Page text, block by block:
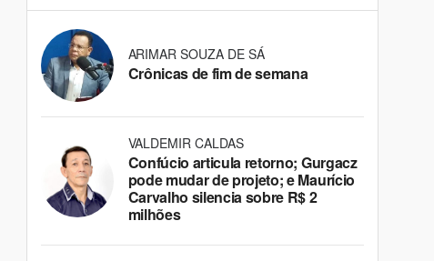
ARIMAR SOUZA DE SÁ
Crônicas de fim de semana
VALDEMIR CALDAS
Confúcio articula retorno; Gurgacz
pode mudar de projeto; e Maurício
Carvalho silencia sobre R$ 2
milhões